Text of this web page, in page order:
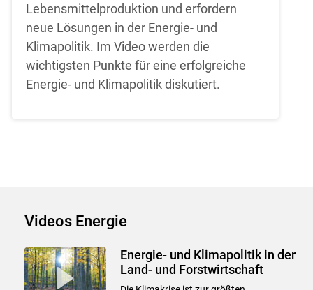
Skip to main content
Lebensmittelproduktion und erfordern
neue Lösungen in der Energie- und
Klimapolitik. Im Video werden die
wichtigsten Punkte für eine erfolgreiche
Energie- und Klimapolitik diskutiert.
Videos Energie
Energie- und Klimapolitik in der
Land- und Forstwirtschaft